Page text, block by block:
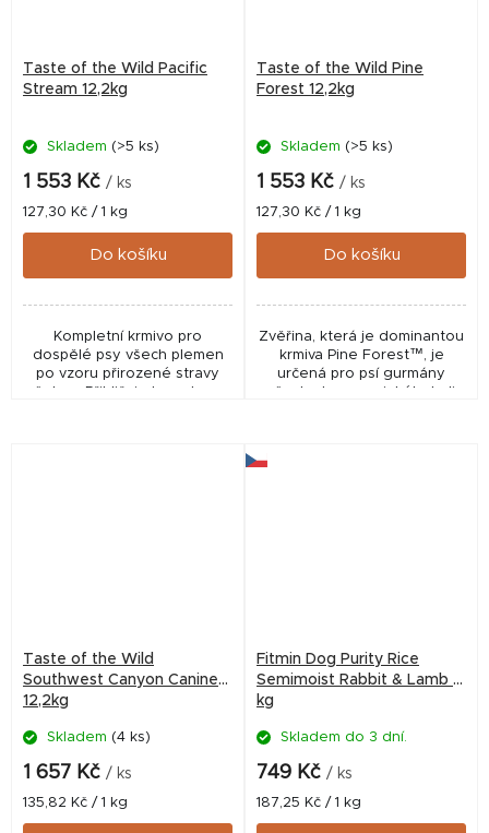
Taste of the Wild Pacific
Stream 12,2kg
Skladem (>5 ks)
1 553 Kč / ks
Měrná
cena:
127,30 Kč / 1 kg
Do košíku
Kompletní krmivo pro
dospělé psy všech plemen
po vzoru přirozené stravy
Taste of the Wild Pine
Forest 12,2kg
Skladem (>5 ks)
1 553 Kč / ks
Měrná
cena:
127,30 Kč / 1 kg
Do košíku
Zvěřina, která je dominantou
krmiva Pine Forest™, je
určená pro psí gurmány
Taste of the Wild
Southwest Canyon Canine
12,2kg
Skladem (4 ks)
1 657 Kč / ks
Měrná
cena:
135,82 Kč / 1 kg
Fitmin Dog Purity Rice
Semimoist Rabbit & Lamb 4
kg
Skladem do 3 dní.
749 Kč / ks
Měrná
cena:
187,25 Kč / 1 kg